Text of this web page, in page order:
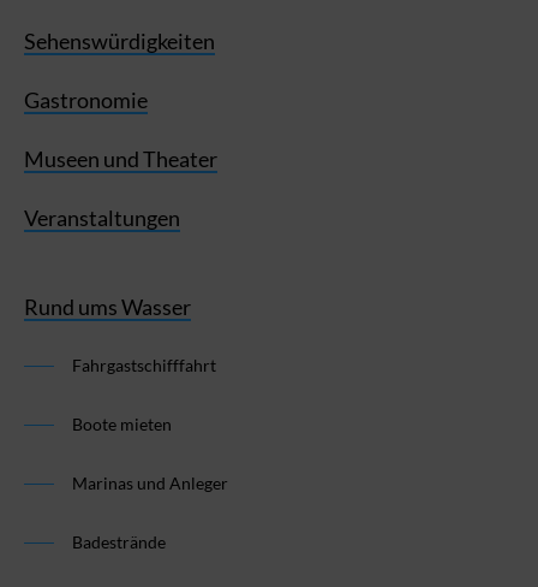
Sehenswürdigkeiten
Gastronomie
Museen und Theater
Veranstaltungen
Rund ums Wasser
Fahrgastschifffahrt
Boote mieten
Marinas und Anleger
Badestrände